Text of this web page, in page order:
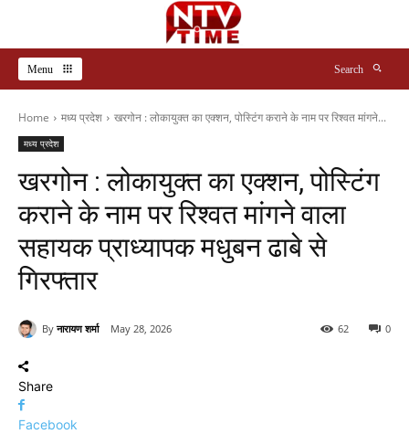
Menu Search
Home मध्य प्रदेश खरगोन : लोकायुक्त का एक्शन, पोस्टिंग कराने के नाम पर रिश्वत मांगने...
मध्य प्रदेश
खरगोन : लोकायुक्त का एक्शन, पोस्टिंग
कराने के नाम पर रिश्वत मांगने वाला
सहायक प्राध्यापक मधुबन ढाबे से
गिरफ्तार
By नारायण शर्मा May 28, 2026 0
62
Share
Facebook